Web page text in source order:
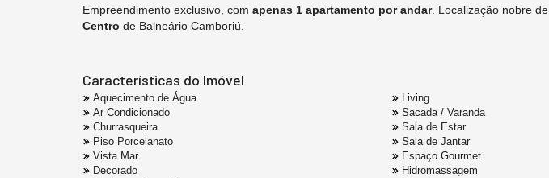
Empreendimento exclusivo, com apenas 1 apartamento por andar. Localização nobre de
Centro de Balneário Camboriú.
Características do Imóvel
Aquecimento de Água
Ar Condicionado
Churrasqueira
Piso Porcelanato
Vista Mar
Decorado
Living
Sacada / Varanda
Sala de Estar
Sala de Jantar
Espaço Gourmet
Hidromassagem